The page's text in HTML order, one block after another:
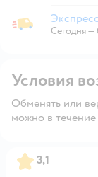
Экспресс-доставка
Сегодня—
Условия
Обменять или
можно в
Рейтинг:
3,1